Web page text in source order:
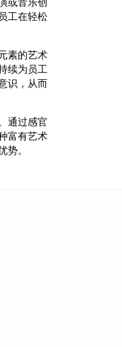
工在轻松
素的艺术
续为员工
识，从而
通过感官
富有艺术
势。